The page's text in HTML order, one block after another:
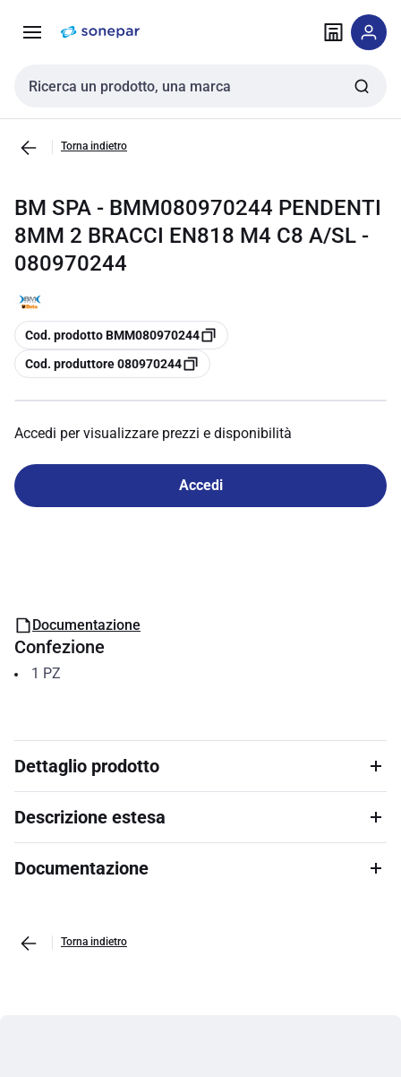
navigazione alla
Cerca input
Torna indietro
BM SPA - BMM080970244 PENDENTI
8MM 2 BRACCI EN818 M4 C8 A/SL -
080970244
copia
Cod. prodotto BMM080970244
copia
Cod. produttore 080970244
Accedi per visualizzare prezzi e disponibilità
Accedi
Documentazione
Confezione
1 PZ
Dettaglio prodotto
Descrizione estesa
Documentazione
Torna indietro